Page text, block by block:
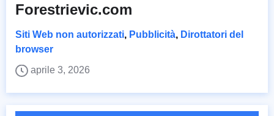
Forestrievic.com
Siti Web non autorizzati, Pubblicità, Dirottatori del
browser
aprile 3, 2026